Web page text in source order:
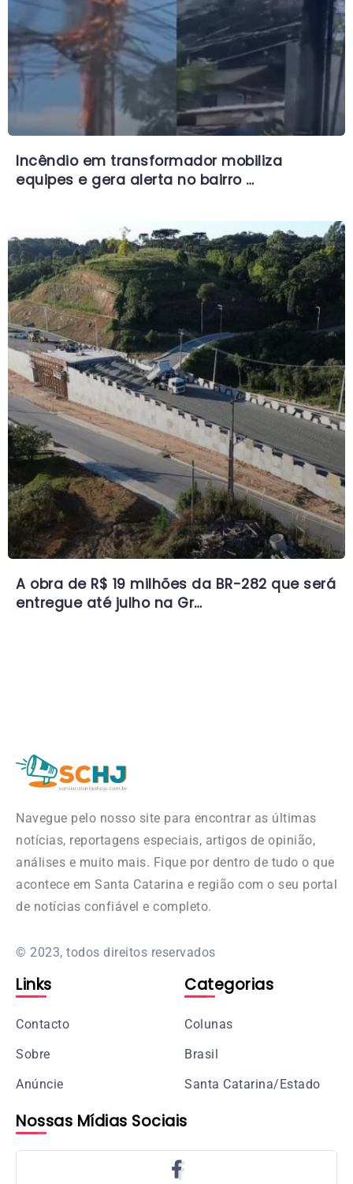
Incêndio em transformador mobiliza
equipes e gera alerta no bairro …
A obra de R$ 19 milhões da BR-282 que será
entregue até julho na Gr…
Navegue pelo nosso site para encontrar as últimas
notícias, reportagens especiais, artigos de opinião,
análises e muito mais. Fique por dentro de tudo o que
acontece em Santa Catarina e região com o seu portal
de notícias confiável e completo.
© 2023, todos direitos reservados
Links
Contacto
Sobre
Anúncie
Categorias
Colunas
Brasil
Santa Catarina/Estado
Nossas Mídias Sociais